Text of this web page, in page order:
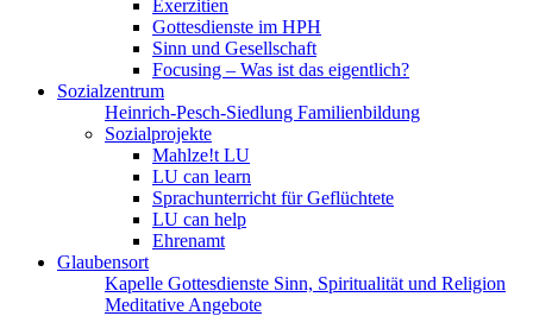
Exerzitien
Gottesdienste im HPH
Sinn und Gesellschaft
Focusing – Was ist das eigentlich?
Sozialzentrum
Heinrich-Pesch-Siedlung Familienbildung
Sozialprojekte
Mahlze!t LU
LU can learn
Sprachunterricht für Geflüchtete
LU can help
Ehrenamt
Glaubensort
Kapelle Gottesdienste Sinn, Spiritualität und Religion
Meditative Angebote